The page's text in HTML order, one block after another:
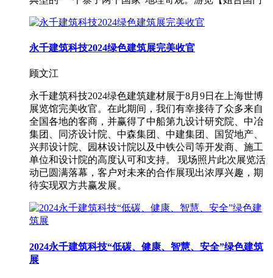
永千建筑科技2024绿色建筑展完美收官
顾文江
永千建筑科技2024绿色建筑建材展于8月9日在上海世博
展览馆完美收官。在此期间，我们有幸接待了众多来自
全国各地的客商，并赢得了中船第九设计研究院、中冶
集团、同济设计院、中森集团、中建集团、国贸地产、
兴邦设计院、园林设计院以及中铁公司等开发商、施工
单位和设计院的高度认可和支持。 现场照片此次展览活
动已圆满落幕，客户对未来的合作展现出浓厚兴趣，期
待实现双方共赢发展。
2024永千建筑科技“低碳、健康、智慧、安全”绿色建筑
展